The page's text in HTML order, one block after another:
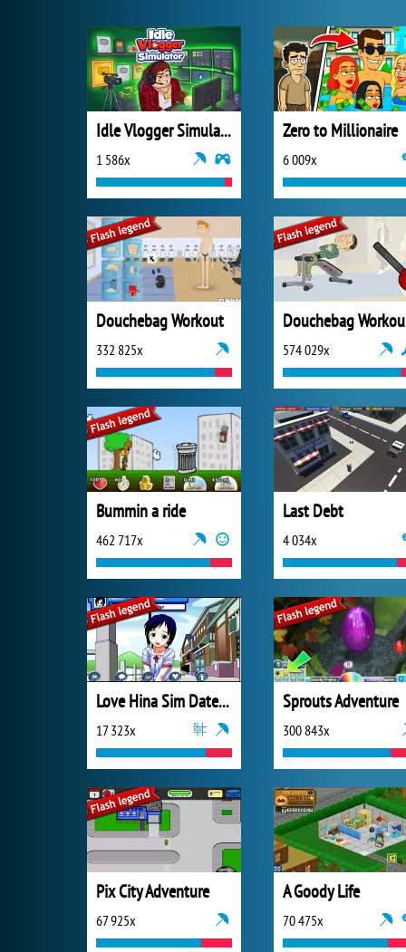
Idle Vlogger Simulator
1 586x
Zero to Millionaire
6 009x
Douchebag Workout
332 825x 574 029x
Bummin a ride
462 717x
Last Debt
4 034x
Love Hina Sim Date RPG
17 323x
Sprouts Adventure
300 843x
Pix City Adventure
67 925x
A Goody Life
70 475x